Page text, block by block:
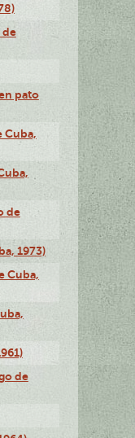
de
pato
Cuba,
de
1973)
Cuba,
de